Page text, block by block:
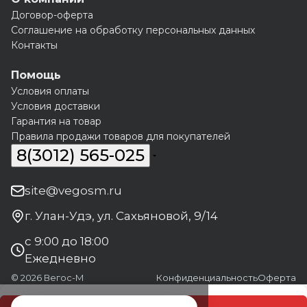
Договор-оферта
Соглашение на обработку персональных данных
Контакты
Помощь
Условия оплаты
Условия доставки
Гарантия на товар
Правила продажи товаров для покупателей
8(3012) 565-025
site@vegosm.ru
г. Улан-Удэ, ул. Сахьяновой, 9/14
с 9:00 до 18:00
Ежедневно
© 2026 Вегос-М КонфиденциальностьОферта